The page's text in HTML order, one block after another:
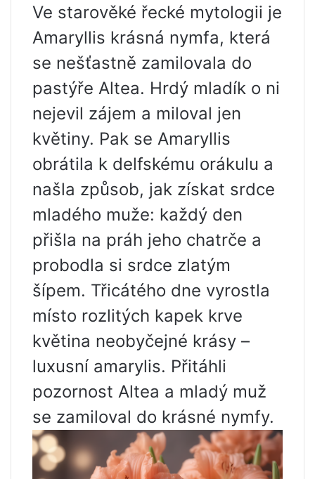
Ve starověké řecké mytologii je
Amaryllis krásná nymfa, která
se nešťastně zamilovala do
pastýře Altea. Hrdý mladík o ni
nejevil zájem a miloval jen
květiny. Pak se Amaryllis
obrátila k delfskému orákulu a
našla způsob, jak získat srdce
mladého muže: každý den
přišla na práh jeho chatrče a
probodla si srdce zlatým
šípem. Třicátého dne vyrostla
místo rozlitých kapek krve
květina neobyčejné krásy –
luxusní amarylis. Přitáhli
pozornost Altea a mladý muž
se zamiloval do krásné nymfy.